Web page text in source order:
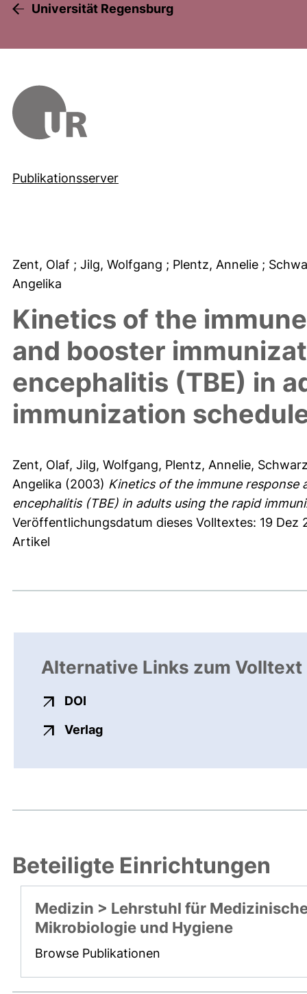
Universität Regensburg
Publikationsserver
Zent, Olaf ; Jilg, Wolfgang ; Plentz, Annelie ;
Angelika
Kinetics of the
and booster
encephalitis (TBE) in
immunization
Zent, Olaf, Jilg, Wolfgang, Plentz, Annelie,
Angelika (2003) Kinetics of the immune
encephalitis (TBE) in adults using the rapid
Veröffentlichungsdatum dieses Volltextes: 19 Dez
Artikel
Alternative Links zum Volltext
DOI
Verlagexterner Link, öffnet neues
Beteiligte Einrichtungen
Medizin > Lehrstuhl für
Mikrobiologie und Hygiene
Browse Publikationen